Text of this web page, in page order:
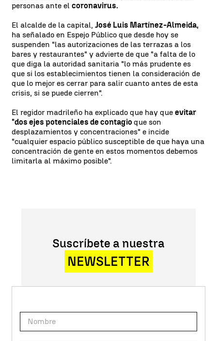
personas ante el coronavirus.
El alcalde de la capital, José Luis Martínez-Almeida,
ha señalado en Espejo Público que desde hoy se
suspenden "las autorizaciones de las terrazas a los
bares y restaurantes" y advierte de que "a falta de lo
que diga la autoridad sanitaria "lo más prudente es
que si los establecimientos tienen la consideración de
que lo mejor es cerrar para salir cuanto antes de esta
crisis, si se puede cierren".
El regidor madrileño ha explicado que hay que evitar
"dos ejes potenciales de contagio que son
desplazamientos y concentraciones" e incide
"cualquier espacio público susceptible de que haya una
concentración de gente en estos momentos debemos
limitarla al máximo posible".
Suscríbete a nuestra
NEWSLETTER